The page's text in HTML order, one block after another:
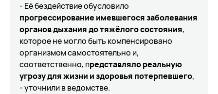
- Её бездействие обусловило
прогрессирование имевшегося заболевания
органов дыхания до тяжёлого состояния,
которое не могло быть компенсировано
организмом самостоятельно и,
соответственно, представляло реальную
угрозу для жизни и здоровья потерпевшего,
- уточнили в ведомстве.